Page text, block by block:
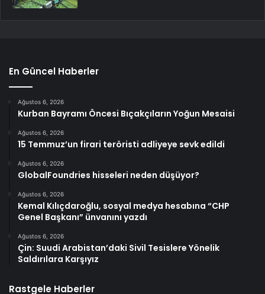
En Güncel Haberler
Ağustos 6, 2026
Kurban Bayramı Öncesi Bıçakçıların Yoğun Mesaisi
Ağustos 6, 2026
15 Temmuz’un firari teröristi adliyeye sevk edildi
Ağustos 6, 2026
GlobalFoundries hisseleri neden düşüyor?
Ağustos 6, 2026
Kemal Kılıçdaroğlu, sosyal medya hesabına “CHP
Genel Başkanı” ünvanını yazdı
Ağustos 6, 2026
Çin: Suudi Arabistan’daki Sivil Tesislere Yönelik
Saldırılara Karşıyız
Rastgele Haberler